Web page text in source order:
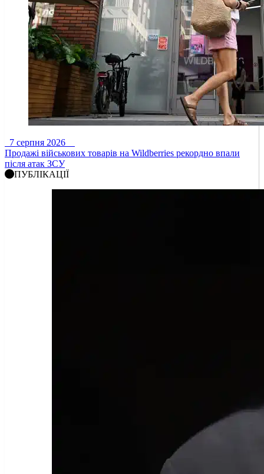
7 серпня 2026
Продажі військових товарів на Wildberries рекордно впали
після атак ЗСУ
ПУБЛІКАЦІЇ